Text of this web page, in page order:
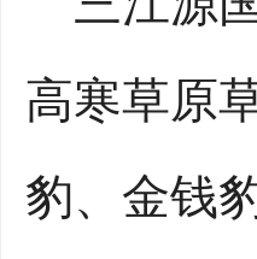
高寒草原
豹、金钱